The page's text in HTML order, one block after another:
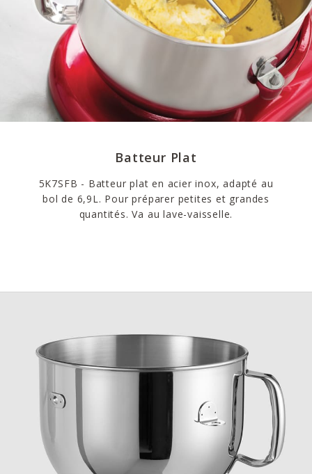
Batteur Plat
5K7SFB - Batteur plat en acier inox, adapté au
bol de 6,9L. Pour préparer petites et grandes
quantités. Va au lave-vaisselle.